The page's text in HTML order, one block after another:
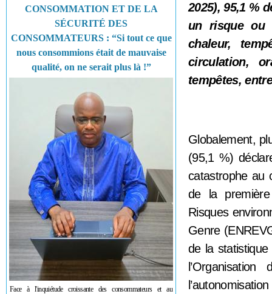
CONSOMMATION ET DE LA
SÉCURITÉ DES
CONSOMMATEURS : “Si tout ce que
nous consommions était de mauvaise
qualité, on ne serait plus là !”
Face à l'inquiétude croissante des consommateurs et au
2025), 95,1 %
un risque ou
chaleur,
circulation,
tempêtes,
Globalement,
(95,1 %)
catastrophe au
de la
Risques
Genre
de la